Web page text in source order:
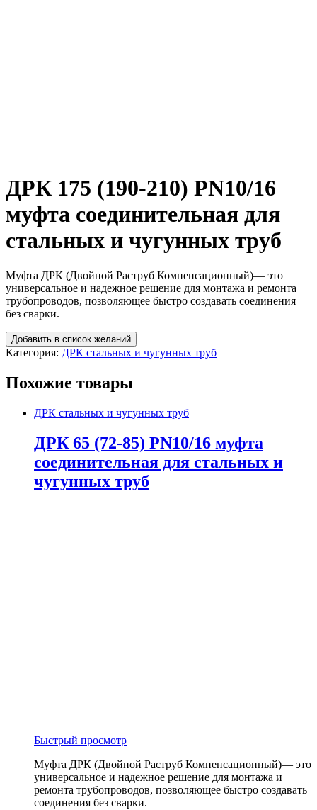
ДРК 175 (190-210) PN10/16
муфта соединительная для
стальных и чугунных труб
Муфта ДРК (Двойной Раструб Компенсационный)— это
универсальное и надежное решение для монтажа и ремонта
трубопроводов, позволяющее быстро создавать соединения
без сварки.
Добавить в список желаний
Категория: ДРК стальных и чугунных труб
Похожие товары
ДРК стальных и чугунных труб
ДРК 65 (72-85) PN10/16 муфта
соединительная для стальных и
чугунных труб
Быстрый просмотр
Муфта ДРК (Двойной Раструб Компенсационный)— это
универсальное и надежное решение для монтажа и
ремонта трубопроводов, позволяющее быстро создавать
соединения без сварки.